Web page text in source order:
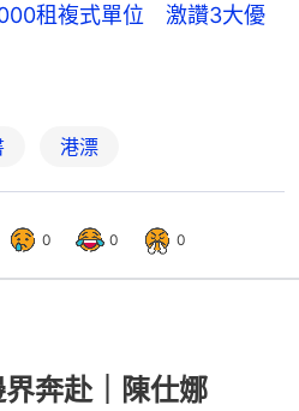
租複式單位 激讚3大優
港漂
0 0 0
奔赴｜陳仕娜